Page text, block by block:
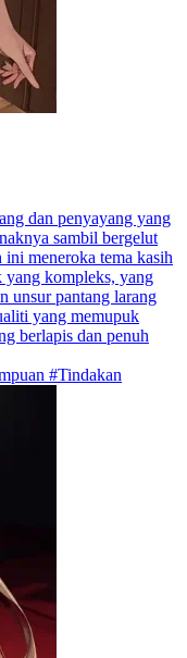
dan penyayang yang
sambil bergelut
meneroka tema kasih
yang kompleks, yang
unsur pantang larang
yang memupuk
berlapis dan penuh
#Tindakan